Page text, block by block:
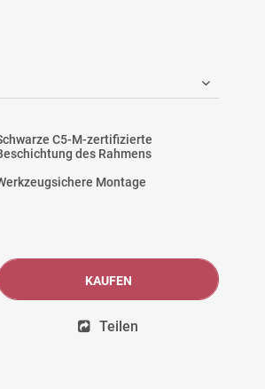
C5-M-zertifizierte
des Rahmens
Montage
KAUFEN
Teilen